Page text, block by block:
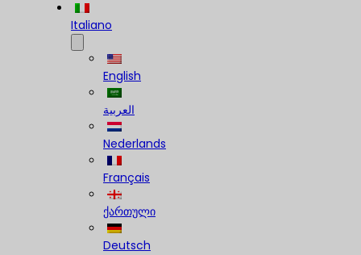
Italiano
English
العربية
Nederlands
Français
ქართული
Deutsch